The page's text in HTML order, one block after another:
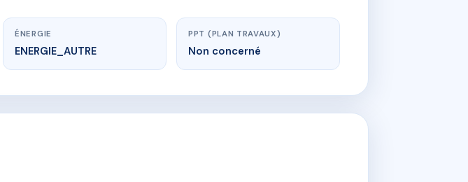
ÉNERGIE
ENERGIE_AUTRE
PPT (PLAN TRAVAUX)
Non concerné